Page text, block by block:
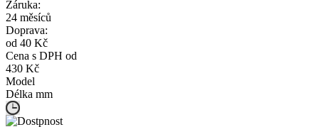
Záruka:
24 měsíců
Doprava:
od 40 Kč
Cena s DPH od
430 Kč
Model
Délka mm